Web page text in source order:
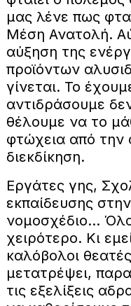
μας λένε πως
Μέση Ανατολή.
αύξηση της
προϊόντων
γίνεται. Το
αντιδράσουμε
θέλουμε να το
φτώχεια από την
διεκδίκηση.
Εργάτες γης,
εκπαίδευσης
νομοσχέδιο…
χειρότερο. Κι
καλόβολοι
μετατρέψει,
τις εξελίξεις